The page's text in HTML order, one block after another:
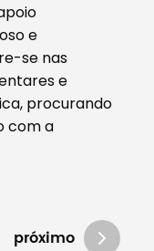
e
se nas
e
procurando
com a
próximo